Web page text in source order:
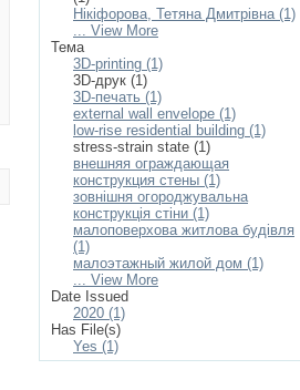
Нікіфорова, Тетяна Дмитрівна (1)
... View More
Тема
3D-printing (1)
3D-друк (1)
3D-печать (1)
external wall envelope (1)
low-rise residential building (1)
stress-strain state (1)
внешняя ограждающая
конструкция стены (1)
зовнішня огороджувальна
конструкція стіни (1)
малоповерхова житлова будівля
(1)
малоэтажный жилой дом (1)
... View More
Date Issued
2020 (1)
Has File(s)
Yes (1)